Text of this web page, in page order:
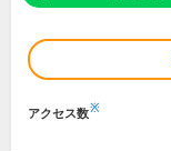
アクセス数※